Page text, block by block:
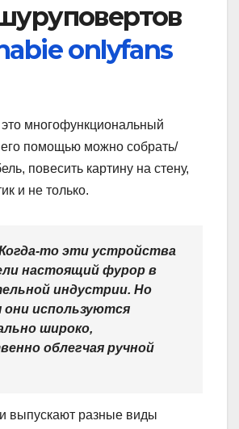
onlyfans
многофункциональный
его помощью можно собрать/
повесить картину на стену,
и не только.
то эти устройства
настоящий фурор в
индустрии. Но
они используются
широко,
облегчая ручной
выпускают разные виды